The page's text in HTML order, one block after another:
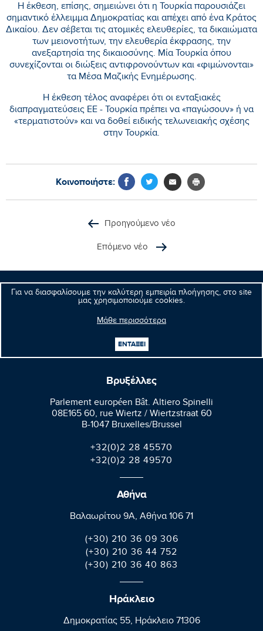
Για να διασφαλίσουμε την καλύτερη εμπειρία πλοήγησης, στο site
μας χρησιμοποιούμε cookies.
Μάθε περισσότερα
ΕΝΤΑΞΕΙ
Η έκθεση, επίσης, σημειώνει ότι η Τουρκία παρουσιάζει
σημαντικό έλλειμμα Δημοκρατίας και απέχει από ένα Κράτος
Δικαίου. Δεν σέβεται τις ατομικές ελευθερίες, τα δικαιώματα
των μειονοτήτων, την ελευθερία έκφρασης, την
ανεξαρτησία της δικαιοσύνης. Μία Τουρκία όπου
συνεχίζονται οι διώξεις αντιφρονούντων και «φιμώνονται»
τα Μέσα Μαζικής Ενημέρωσης.
Η έκθεση τέλος αναφέρει ότι οι ενταξιακές
διαπραγματεύσεις ΕΕ - Τουρκία πρέπει να «παγώσουν» ή να
«τερματιστούν» και να δοθεί ειδικής τελωνειακής σχέσης
στην Τουρκία.
Κοινοποιήστε:
Προηγούμενο νέο
Επόμενο νέο
Μανώλης
Ευρωβουλευτής
Βρυξέλλες
Parlement européen Bât. Altiero Spinelli
08E165 60, rue Wiertz / Wiertzstraat 60
B-1047 Bruxelles/Brussel
+32(0)2 28 45570
+32(0)2 28 49570
Αθήνα
Βαλαωρίτου 9A, Aθήνα 106 71
(+30) 210 36 09 306
(+30) 210 36 44 752
(+30) 210 36 40 863
Ηράκλειο
Δημοκρατίας 55, Ηράκλειο 71306